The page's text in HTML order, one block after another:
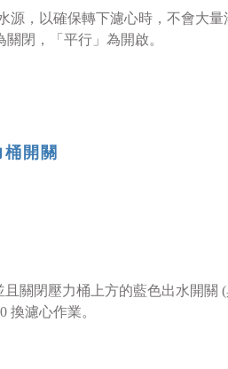
源，以確保轉下濾心時，不會大
閉，「平行」為開啟。
開關
關閉壓力桶上方的藍色出水開
換濾心作業。